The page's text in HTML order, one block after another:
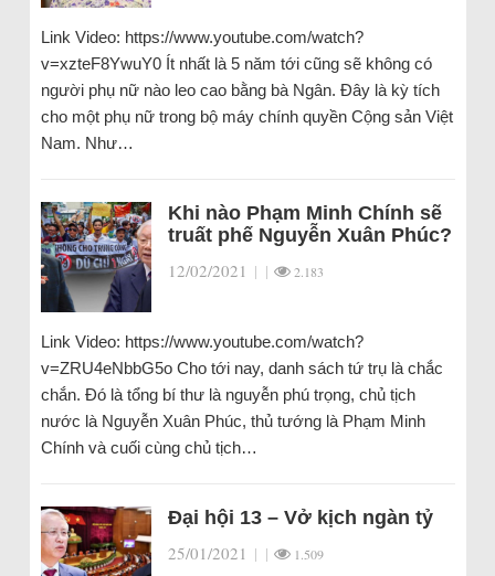
Link Video: https://www.youtube.com/watch?
v=xzteF8YwuY0 Ít nhất là 5 năm tới cũng sẽ không có
người phụ nữ nào leo cao bằng bà Ngân. Đây là kỳ tích
cho một phụ nữ trong bộ máy chính quyền Cộng sản Việt
Nam. Như…
Khi nào Phạm Minh Chính sẽ
truất phế Nguyễn Xuân Phúc?
12/02/2021 | | 2.183
Link Video: https://www.youtube.com/watch?
v=ZRU4eNbbG5o Cho tới nay, danh sách tứ trụ là chắc
chắn. Đó là tổng bí thư là nguyễn phú trọng, chủ tịch
nước là Nguyễn Xuân Phúc, thủ tướng là Phạm Minh
Chính và cuối cùng chủ tịch…
Đại hội 13 – Vở kịch ngàn tỷ
25/01/2021 | | 1.509